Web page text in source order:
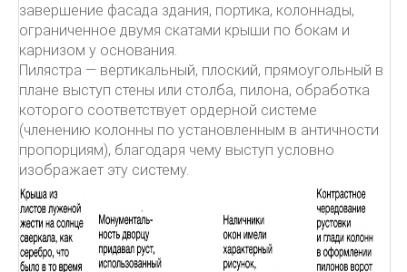
завершение фасада здания, портика, колоннады,
ограниченное двумя скатами крыши по бокам и
карнизом у основания.
Пилястра — вертикальный, плоский, прямоугольный в
плане выступ стены или столба, пилона, обработка
которого соответствует ордерной системе
(членению колонны по установленным в античности
пропорциям), благодаря чему выступ условно
изображает эту систему.